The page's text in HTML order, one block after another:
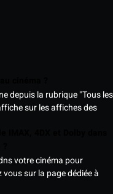
depuis la rubrique "Tous les
sur les affiches des
votre cinéma pour
sur la page dédiée à